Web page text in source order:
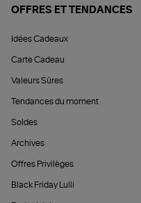
OFFRES ET TENDANCES
Idées Cadeaux
Carte Cadeau
Valeurs Sûres
Tendances du moment
Soldes
Archives
Offres Privilèges
Black Friday Lulli